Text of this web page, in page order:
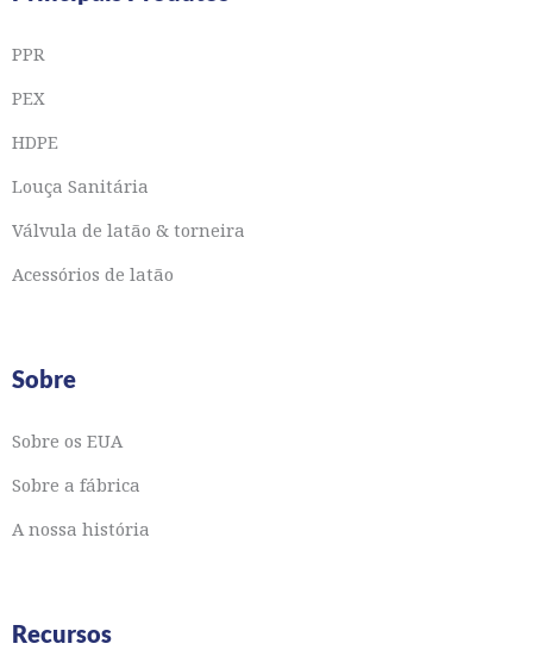
PPR
PEX
HDPE
Louça Sanitária
Válvula de latão & torneira
Acessórios de latão
Sobre
Sobre os EUA
Sobre a fábrica
A nossa história
Recursos